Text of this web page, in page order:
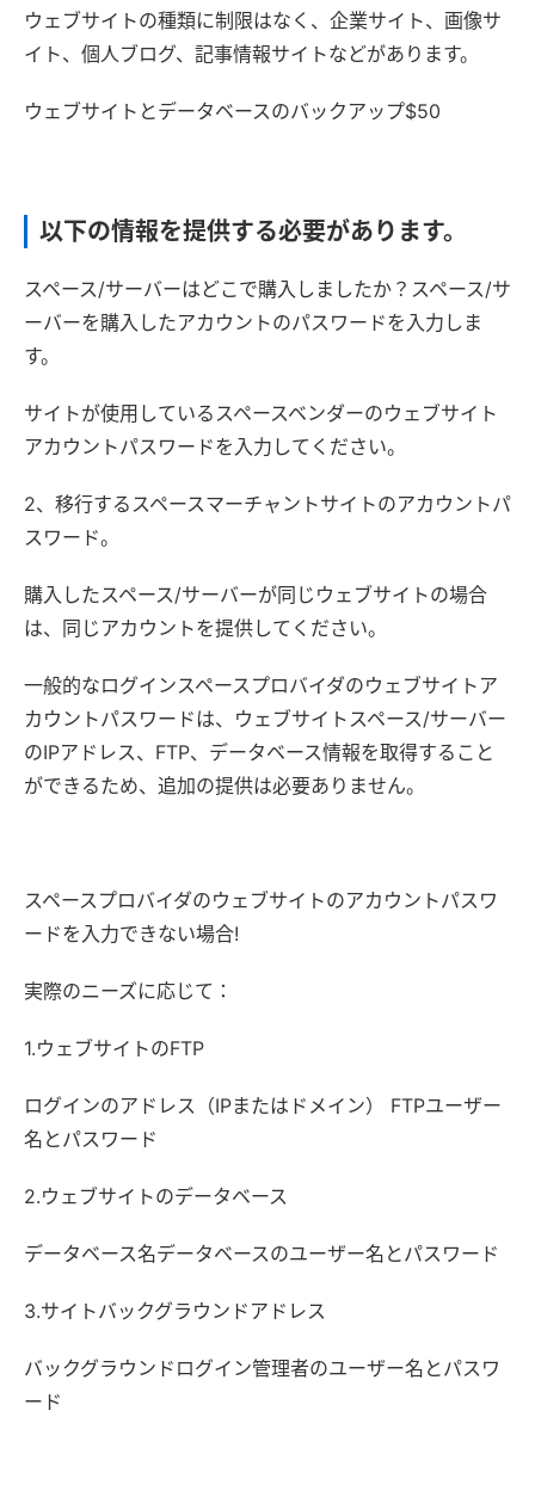
ウェブサイトの種類に制限はなく、企業サイト、画像サ
イト、個人ブログ、記事情報サイトなどがあります。
ウェブサイトとデータベースのバックアップ$50
以下の情報を提供する必要があります。
スペース/サーバーはどこで購入しましたか？スペース/サ
ーバーを購入したアカウントのパスワードを入力しま
す。
サイトが使用しているスペースベンダーのウェブサイト
アカウントパスワードを入力してください。
2、移行するスペースマーチャントサイトのアカウントパ
スワード。
購入したスペース/サーバーが同じウェブサイトの場合
は、同じアカウントを提供してください。
一般的なログインスペースプロバイダのウェブサイトア
カウントパスワードは、ウェブサイトスペース/サーバー
のIPアドレス、FTP、データベース情報を取得すること
ができるため、追加の提供は必要ありません。
スペースプロバイダのウェブサイトのアカウントパスワ
ードを入力できない場合!
実際のニーズに応じて：
1.ウェブサイトのFTP
ログインのアドレス（IPまたはドメイン） FTPユーザー
名とパスワード
2.ウェブサイトのデータベース
データベース名データベースのユーザー名とパスワード
3.サイトバックグラウンドアドレス
バックグラウンドログイン管理者のユーザー名とパスワ
ード